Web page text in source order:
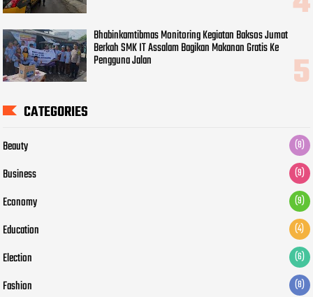
Bhabinkamtibmas Monitoring Kegiatan Baksos Jumat
Berkah SMK IT Assalam Bagikan Makanan Gratis Ke
Pengguna Jalan
CATEGORIES
Beauty (8)
Business (9)
Economy (9)
Education (4)
Election (6)
Fashion (8)